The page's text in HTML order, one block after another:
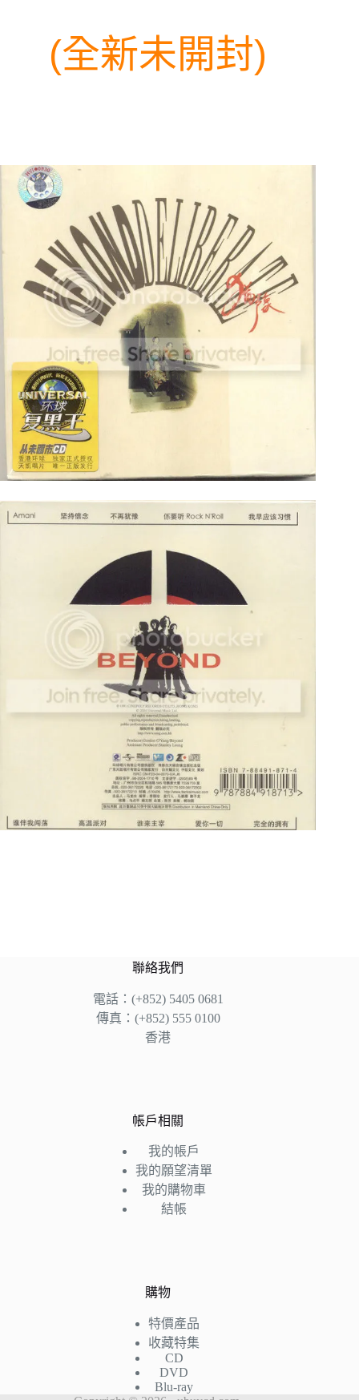
(全新未開封)
聯絡我們
電話：(+852) 5405 0681
傳真：(+852) 555 0100
香港
帳戶相關
我的帳戶
我的願望清單
我的購物車
結帳
購物
特價產品
收藏特集
CD
DVD
Blu-ray